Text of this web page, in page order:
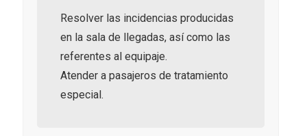
Resolver las incidencias producidas
en la sala de llegadas, así como las
referentes al equipaje.
Atender a pasajeros de tratamiento
especial.